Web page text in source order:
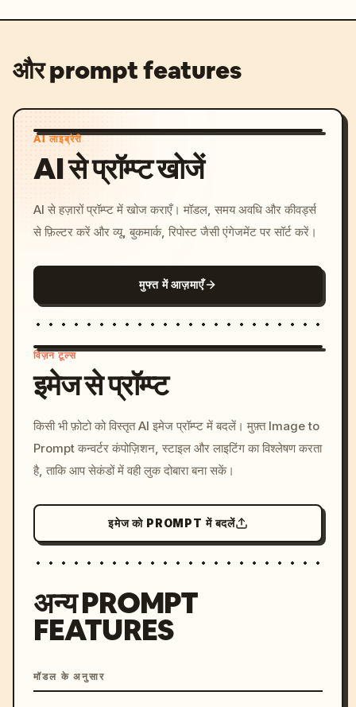
और prompt features
AI लाइब्रेरी
AI से प्रॉम्प्ट खोजें
AI से हज़ारों प्रॉम्प्ट में खोज कराएँ। मॉडल, समय अवधि और कीवर्ड्स
से फ़िल्टर करें और व्यू, बुकमार्क, रिपोस्ट जैसी एंगेजमेंट पर सॉर्ट करें।
मुफ्त में आज़माएँ
c, cyberpunk sunset, neon
colors, 8k --v 6.0
विज़न टूल्स
इमेज से प्रॉम्प्ट
किसी भी फ़ोटो को विस्तृत AI इमेज प्रॉम्प्ट में बदलें। मुफ़्त Image to
Prompt कन्वर्टर कंपोज़िशन, स्टाइल और लाइटिंग का विश्लेषण करता
है, ताकि आप सेकंडों में वही लुक दोबारा बना सकें।
इमेज को PROMPT में बदलें
अन्य PROMPT
FEATURES
मॉडल के अनुसार